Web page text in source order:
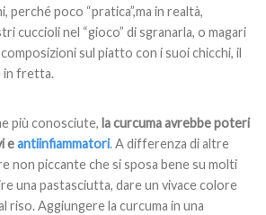
perché poco “pratica”,ma in realtà,
cuccioli nel “gioco” di sgranarla, o magari
sul piatto con i suoi chicchi, il
in fretta.
più conosciute, la curcuma avrebbe poteri
eantiinfiammatori.A differenza di altre
non piccante che si sposa bene su molti
una pastasciutta, dare un vivace colore
riso. Aggiungere la curcuma in una